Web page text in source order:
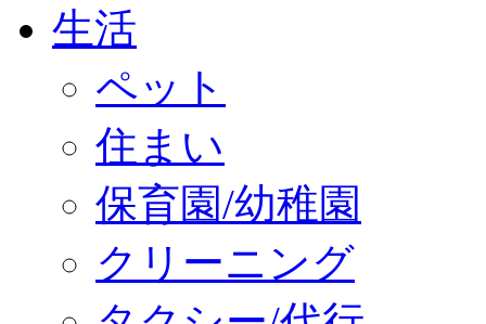
生活
ペット
住まい
保育園/幼稚園
クリーニング